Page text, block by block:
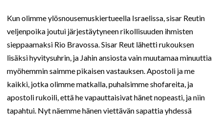
Kun olimme ylösnousemuskiertueella Israelissa, sisar Reutin
veljenpoika joutui järjestäytyneen rikollisuuden ihmisten
sieppaamaksi Rio Bravossa. Sisar Reut lähetti rukouksen
lisäksi hyvitysuhrin, ja Jahin ansiosta vain muutamaa minuuttia
myöhemmin saimme pikaisen vastauksen. Apostoli ja me
kaikki, jotka olimme matkalla, puhalsimme shofareita, ja
apostoli rukoili, että he vapauttaisivat hänet nopeasti, ja niin
tapahtui. Nyt näemme hänen viettävän sapattia yhdessä